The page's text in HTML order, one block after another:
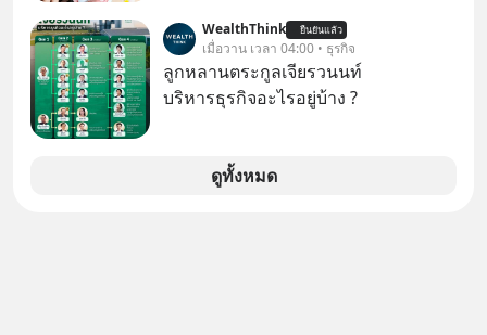
อายุ 5,000 คน มีข้อมูลที่น่าสนใจเกี่ยว
กับโรคต่างๆที่เกิดจากการไม่ใช้ไหมขัด
ฟันเป็นประจำ เสี่ยงเกิดโรคนำไปสู่การ
เสียชีวิต...อะไรคือสาเหตุติดตามได้ใน
WealthThink ยืนยันแล้ว
เมื่อวาน เวลา 04:00 • ธุรกิจ
ลูกหลานตระกูลเจียรวนนท์
บริหารธุรกิจอะไรอยู่บ้าง ?
ดูทั้งหมด